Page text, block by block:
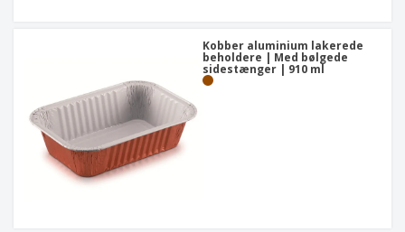
Kobber aluminium lakerede
beholdere | Med bølgede
sidestænger | 910 ml